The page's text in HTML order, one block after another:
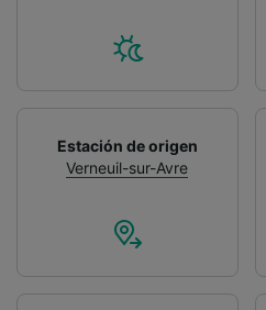
Estación de origen
Verneuil-sur-Avre